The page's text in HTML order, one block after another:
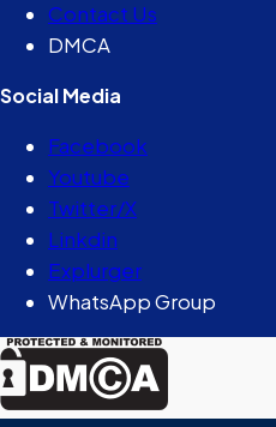
Contact Us
DMCA
Social Media
Facebook
Youtube
Twitter/X
Linkdin
Explurger
WhatsApp Group